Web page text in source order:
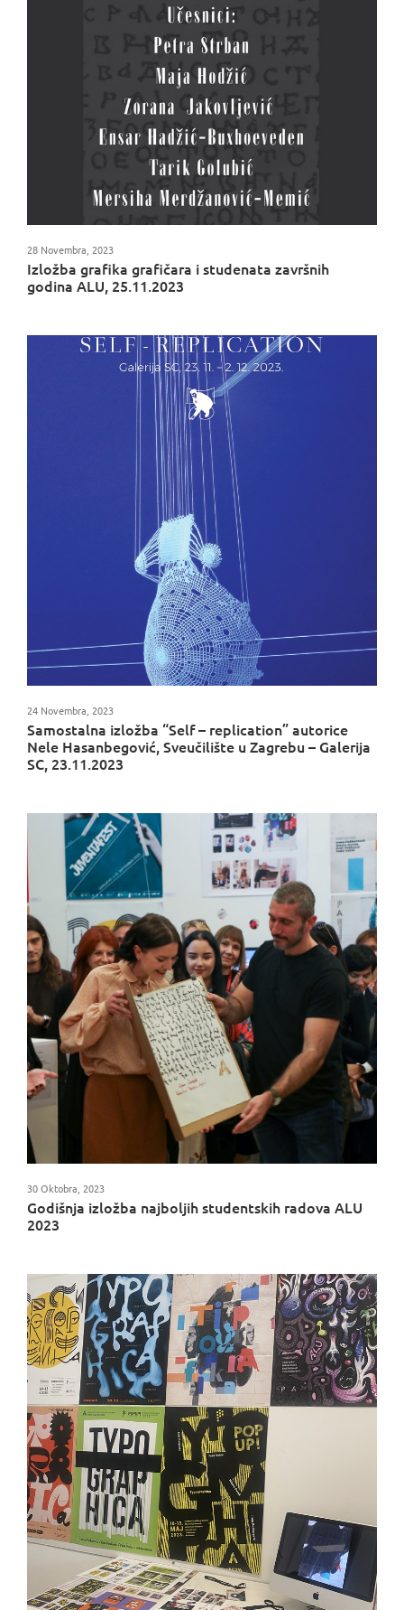
Izložba grafika grafičara i studenata završnih
godina ALU, 25.11.2023
28 Novembra, 2023
Samostalna izložba “Self – replication” autorice
Nele Hasanbegović, Sveučilište u Zagrebu – Galerija
SC, 23.11.2023
24 Novembra, 2023
Godišnja izložba najboljih studentskih radova ALU
2023
30 Oktobra, 2023